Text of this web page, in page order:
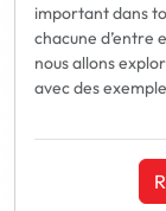
important dans
chacune d’entre
nous allons
avec des